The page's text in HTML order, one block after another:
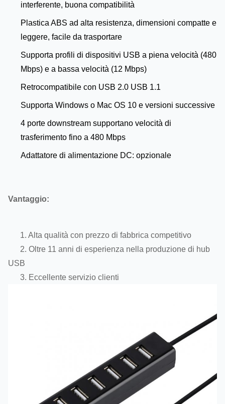
interferente, buona compatibilità
Plastica ABS ad alta resistenza, dimensioni compatte e
leggere, facile da trasportare
Supporta profili di dispositivi USB a piena velocità (480
Mbps) e a bassa velocità (12 Mbps)
Retrocompatibile con USB 2.0 USB 1.1
Supporta Windows o Mac OS 10 e versioni successive
4 porte downstream supportano velocità di
trasferimento fino a 480 Mbps
Adattatore di alimentazione DC: opzionale
Vantaggio:
1. Alta qualità con prezzo di fabbrica competitivo
2. Oltre 11 anni di esperienza nella produzione di hub
USB
3. Eccellente servizio clienti